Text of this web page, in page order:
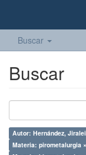
Buscar
Buscar
Autor: Hernández,
Materia: pirometalurgia ×